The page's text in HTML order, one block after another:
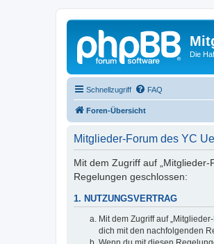
Die
Schnellzugriff FAQ
Foren-Übersicht
Mitglieder-Forum des YC
Mit dem Zugriff auf
Regelungen geschlossen:
1. NUTZUNGSVERTRAG
Mit dem Zugriff auf
dich mit den nachfolgenden